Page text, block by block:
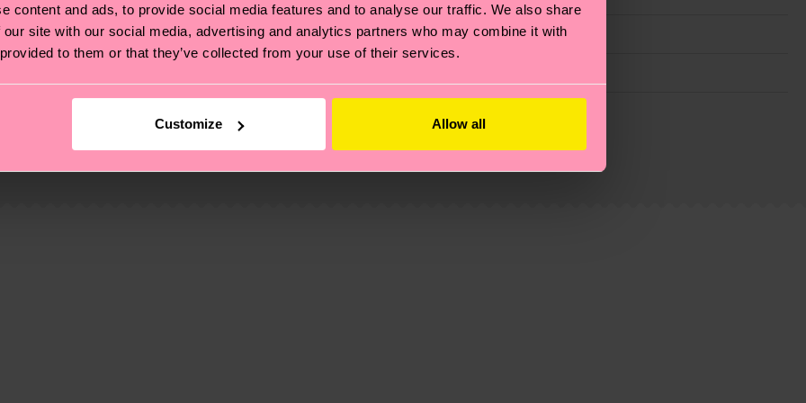
content and ads, to provide social media features and to analyse our traffic. We also share
site with our social media, advertising and analytics partners who may combine it with
to them or that they’ve collected from your use of their services.
Customize Allow all
– es geht auch um eine ethische Lieferkette, die Reduzierung von Emissionen, die richtige Pflege von
Tipps und Tricks findest du auf unserer
Nachhaltigkeitsseite
unsere länderspezifische Versandübersicht findest duhier. Die Lieferzeit beginnt sobald deine Bestellung
einen Richtwert handelt und die genaue Lieferzeit von der lokalen Post in deinem Land abhängt.